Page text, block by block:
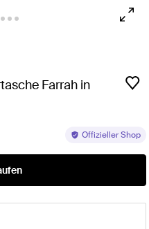
Farrah in
Offizieller Shop